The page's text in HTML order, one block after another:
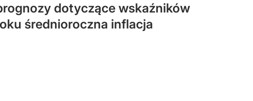
dotyczące wskaźników
średnioroczna inflacja